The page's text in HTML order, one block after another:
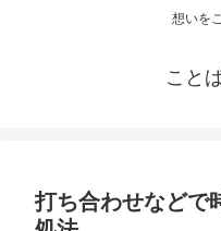
想いを
こと
打ち合わせなどで